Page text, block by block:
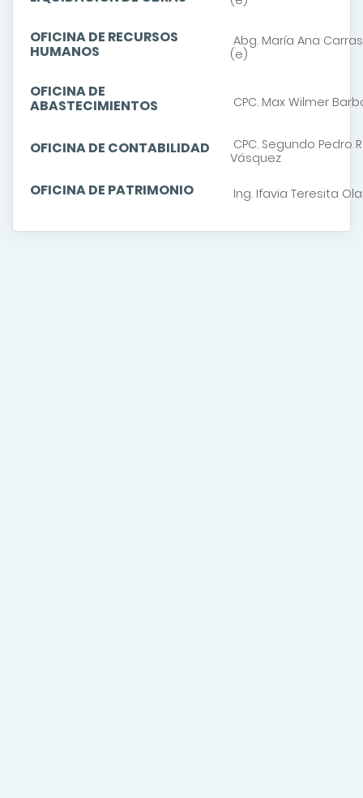
OFICINA DE RECURSOS
HUMANOS
Abg. María Ana
(e)
OFICINA DE
ABASTECIMIENTOS CPC. Max Wilmer
OFICINA DE CONTABILIDAD
CPC. Segundo Pedro
Vásquez
OFICINA DE PATRIMONIO Ing. Ifavia Teresita